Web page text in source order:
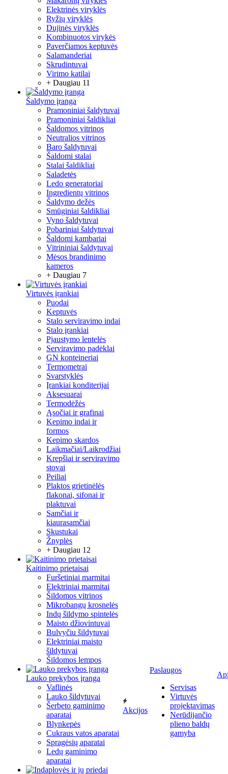
Elektrinės viryklės
Ryžių viryklės
Dujinės viryklės
Kombinuotos virykės
Paverčiamos keptuvės
Salamanderiai
Skrudintuvai
Virimo katilai
+ Daugiau 11
Šaldymo įranga
Pramoniniai šaldytuvai
Pramoniniai šaldikliai
Šaldomos vitrinos
Neutralios vitrinos
Baro šaldytuvai
Šaldomi stalai
Stalai šaldikliai
Saladetės
Ledo generatoriai
Ingredientų vitrinos
Šaldymo dežės
Smūginiai šaldikliai
Vyno šaldytuvai
Pobariniai šaldytuvai
Šaldomi kambariai
Vitrininiai šaldytuvai
Mėsos brandinimo
kameros
+ Daugiau 7
Virtuvės įrankiai
Puodai
Keptuvės
Stalo serviravimo indai
Stalo įrankiai
Pjaustymo lentelės
Serviravimo padėklai
GN konteineriai
Termometrai
Svarstyklės
Įrankiai konditerijai
Aksesuarai
Termodėžės
Ąsočiai ir grafinai
Kepimo indai ir
formos
Kepimo skardos
Laikmačiai/Laikrodžiai
Krepšiai ir serviravimo
stovai
Peiliai
Plaktos grietinėlės
flakonai, sifonai ir
plaktuvai
Samčiai ir
kiaurasamčiai
Skustukai
Žnyplės
+ Daugiau 12
Kaitinimo prietaisai
Furšetiniai marmitai
Elektriniai marmitai
Šildomos vitrinos
Mikrobangų krosnelės
Indų šildymo spintelės
Maisto džiovintuvai
Bulvyčiu šildytuvai
Elektriniai maisto
šildytuvai
Šildomos lempos
Lauko prekybos įranga
Vaflinės
Lauko šildytuvai
Šerbeto gaminimo
aparatai
Blynkepės
Cukraus vatos aparatai
Spragėsių aparatai
Ledų gaminimo
aparatai
Akcijos
Paslaugos
Servisas
Virtuvės
projektavimas
Nerūdijančio
plieno baldų
gamyba